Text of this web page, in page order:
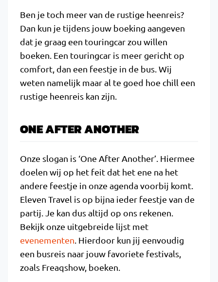
Ben je toch meer van de rustige heenreis?
Dan kun je tijdens jouw boeking aangeven
dat je graag een touringcar zou willen
boeken. Een touringcar is meer gericht op
comfort, dan een feestje in de bus. Wij
weten namelijk maar al te goed hoe chill een
rustige heenreis kan zijn.
ONE AFTER ANOTHER
Onze slogan is ‘One After Another’. Hiermee
doelen wij op het feit dat het ene na het
andere feestje in onze agenda voorbij komt.
Eleven Travel is op bijna ieder feestje van de
partij. Je kan dus altijd op ons rekenen.
Bekijk onze uitgebreide lijst met
evenementen . Hierdoor kun jij eenvoudig
een busreis naar jouw favoriete festivals,
zoals Freaqshow, boeken.